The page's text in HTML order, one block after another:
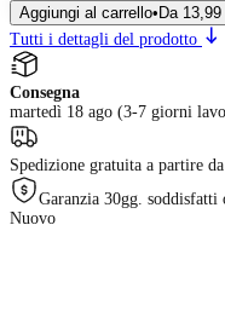
Aggiungi al carrello•Da 13,99
Tutti i dettagli del prodotto
Consegna
martedì 18 ago (3-7 giorni
Spedizione gratuita a partire
Garanzia 30gg. soddisfatti
Nuovo